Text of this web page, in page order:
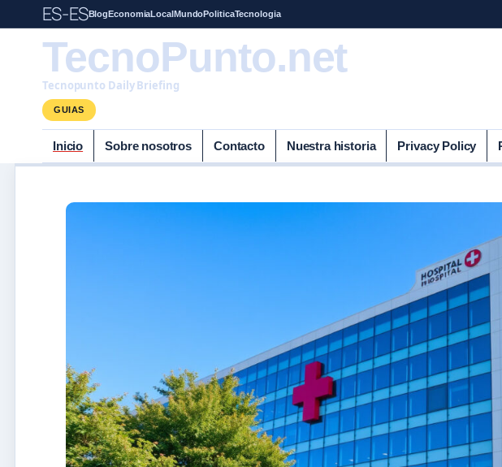
ES-ESBlogEconomiaLocalMundoPoliticaTecnologia
TecnoPunto.net
Tecnopunto Daily Briefing
GUIAS
Inicio Sobre nosotros Contacto Nuestra historia Privacy Policy